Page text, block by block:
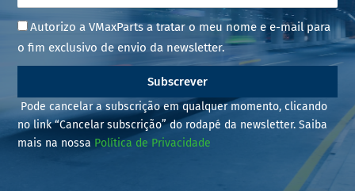
Autorizo a VMaxParts a tratar o meu nome e e-mail para
o fim exclusivo de envio da newsletter.
Subscrever
Pode cancelar a subscrição em qualquer momento, clicando
no link “Cancelar subscrição” do rodapé da newsletter. Saiba
mais na nossa Política de Privacidade